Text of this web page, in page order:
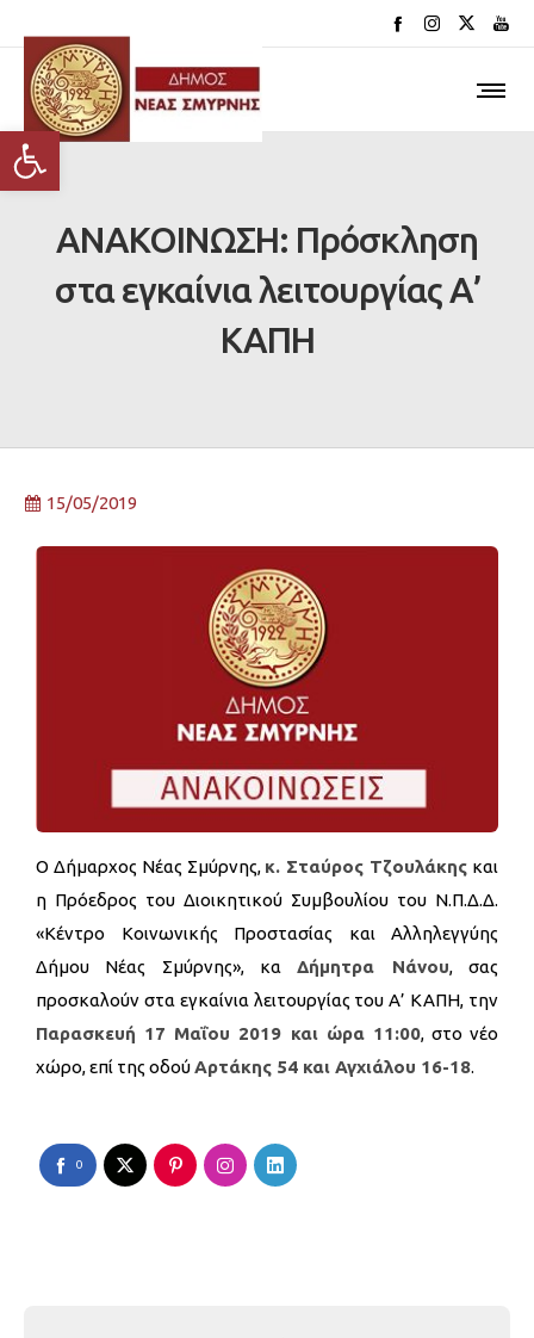
Ανοίξτε τη γραμμή εργαλείων
ΑΝΑΚΟΙΝΩΣΗ: Πρόσκληση
στα εγκαίνια λειτουργίας Α’
ΚΑΠΗ
15/05/2019
Ο Δήμαρχος Νέας Σμύρνης, κ. Σταύρος Τζουλάκης και
η Πρόεδρος του Διοικητικού Συμβουλίου του N.Π.Δ.Δ.
«Κέντρο Κοινωνικής Προστασίας και Αλληλεγγύης
Δήμου Νέας Σμύρνης», καΔήμητρα Νάνου, σας
προσκαλούν στα εγκαίνια λειτουργίας του Α’ ΚΑΠΗ, την
Παρασκευή 17 Μαΐου 2019 και ώρα 11:00, στο νέο
χώρο, επί της οδούΑρτάκης 54 και Αγχιάλου 16-18.
0